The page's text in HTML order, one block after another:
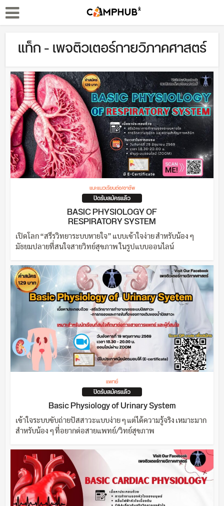
แท็ก - เพจติวเตอร์กายวิภาคศาสตร์
แนะแนวเรียนต่อ/อาชีพ
ปิดรับสมัครแล้ว
BASIC PHYSIOLOGY OF
RESPIRATORY SYSTEM
เปิดโลก “สรีรวิทยาระบบหายใจ” แบบเข้าใจง่าย สำหรับน้อง ๆ
มัธยมปลายที่สนใจสายวิทย์สุขภาพ ในรูปแบบออนไลน์
แพทย์
ปิดรับสมัครแล้ว
Basic Physiology of Urinary System
เข้าใจระบบขับถ่ายปัสสาวะแบบง่าย ๆ แต่ได้ความรู้จริง เหมาะมาก
สำหรับน้อง ๆ ที่อยากต่อสายแพทย์/วิทย์สุขภาพ